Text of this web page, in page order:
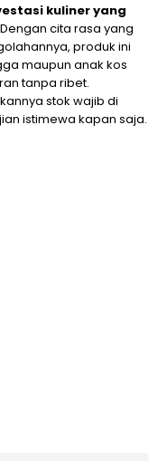
kuliner yang
cita rasa yang
produk ini
maupun anak kos
tanpa ribet.
stok wajib di
istimewa kapan saja.